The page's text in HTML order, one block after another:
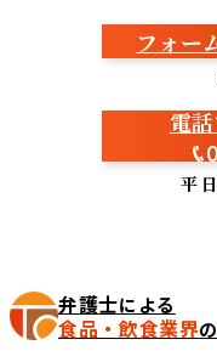
フォー
電
平
弁護士による
食品・飲食業界